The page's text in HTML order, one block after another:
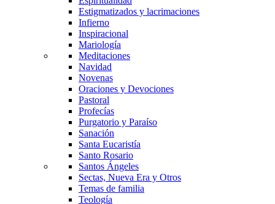
Estigmatizados y lacrimaciones
Infierno
Inspiracional
Mariología
Meditaciones
Navidad
Novenas
Oraciones y Devociones
Pastoral
Profecías
Purgatorio y Paraíso
Sanación
Santa Eucaristía
Santo Rosario
Santos Ángeles
Sectas, Nueva Era y Otros
Temas de familia
Teología